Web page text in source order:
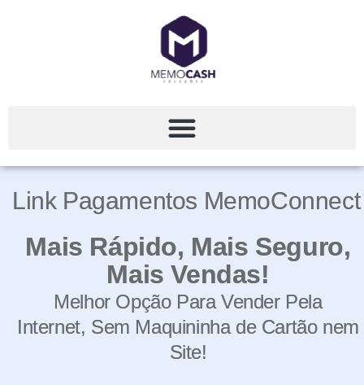
Link Pagamentos MemoConnect
Mais Rápido, Mais Seguro,
Mais Vendas!
Melhor Opção Para Vender Pela
Internet, Sem Maquininha de Cartão nem
Site!